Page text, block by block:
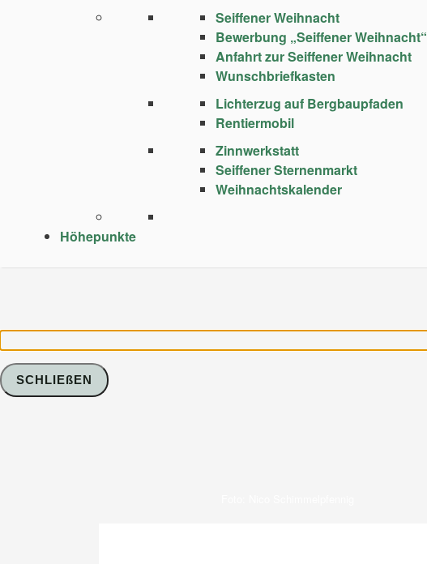
Seiffener Weihnacht
Bewerbung „Seiffener Weihnacht“
Anfahrt zur Seiffener Weihnacht
Wunschbriefkasten
Lichterzug auf Bergbaupfaden
Rentiermobil
Zinnwerkstatt
Seiffener Sternenmarkt
Weihnachtskalender
Höhepunkte
SCHLIEßEN